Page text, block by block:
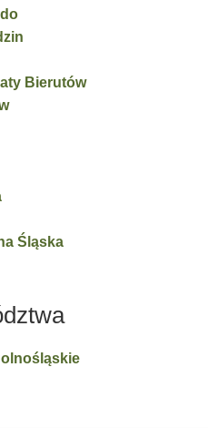
Bierutów
Śląska